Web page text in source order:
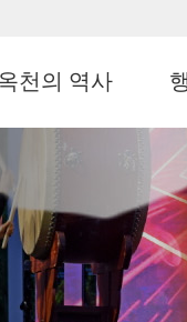
천의 역사